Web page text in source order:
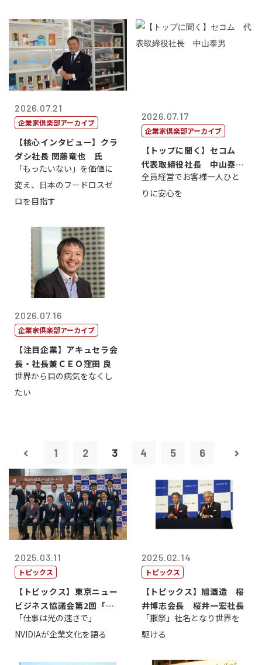
2026.07.21
企業家倶楽部アーカイブ
【核心インタビュー】クラ
ダシ社長 関藤竜也 氏
「もったいない」を価値に
変え、日本のフードロスゼ
ロを目指す
2026.07.17
企業家倶楽部アーカイブ
【トップに聞く】セコム
代表取締役社長 中山泰
男
全員経営でお客様一人ひと
りに安心を
2026.07.16
企業家倶楽部アーカイブ
【注目企業】アキュセラ会
長・社長兼ＣＥＯ窪田 良
世界から目の病気をなくし
たい
1 2 3 4 5 6
2025.03.11
トピックス
【トピックス】東京ニュー
ビジネス協議会第2回「起
業から成功へ...
「仕事は光の速さで」
NVIDIAが企業文化を語る
2025.02.14
トピックス
【トピックス】旭酒造 桜
井博志会長 桜井一宏社長
「獺祭」社名となり世界を
駆ける